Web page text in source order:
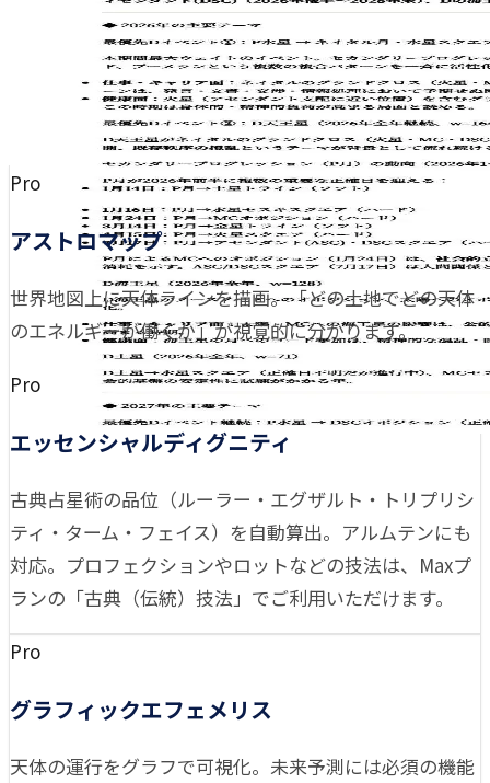
Pro
アストロマップ
世界地図上に天体ラインを描画。「どの土地でどの天体
のエネルギーが働くか」が視覚的に分かります。
Pro
エッセンシャルディグニティ
古典占星術の品位（ルーラー・エグザルト・トリプリシ
ティ・ターム・フェイス）を自動算出。アルムテンにも
対応。プロフェクションやロットなどの技法は、Maxプ
ランの「古典（伝統）技法」でご利用いただけます。
Pro
グラフィックエフェメリス
天体の運行をグラフで可視化。未来予測には必須の機能